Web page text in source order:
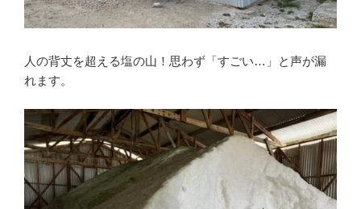
人の背丈を超える塩の山！思わず「すごい…」と声が漏
れます。